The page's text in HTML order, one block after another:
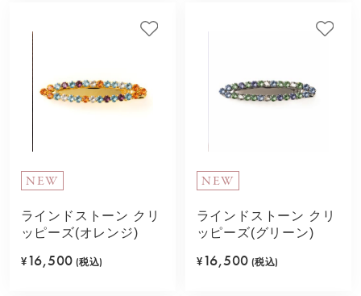
NEW
ラインドストーン クリ
ッピーズ(オレンジ)
¥ 16,500 (税込)
NEW
ラインドストーン クリ
ッピーズ(グリーン)
¥ 16,500 (税込)